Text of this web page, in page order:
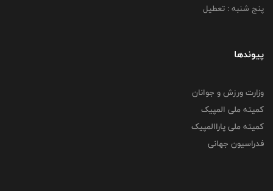
پنج شنبه : تعطیل
پیوندها
وزارت ورزش و جوانان
کمیته ملی المپیک
کمیته ملی پاراالمپیک
فدراسیون جهانی